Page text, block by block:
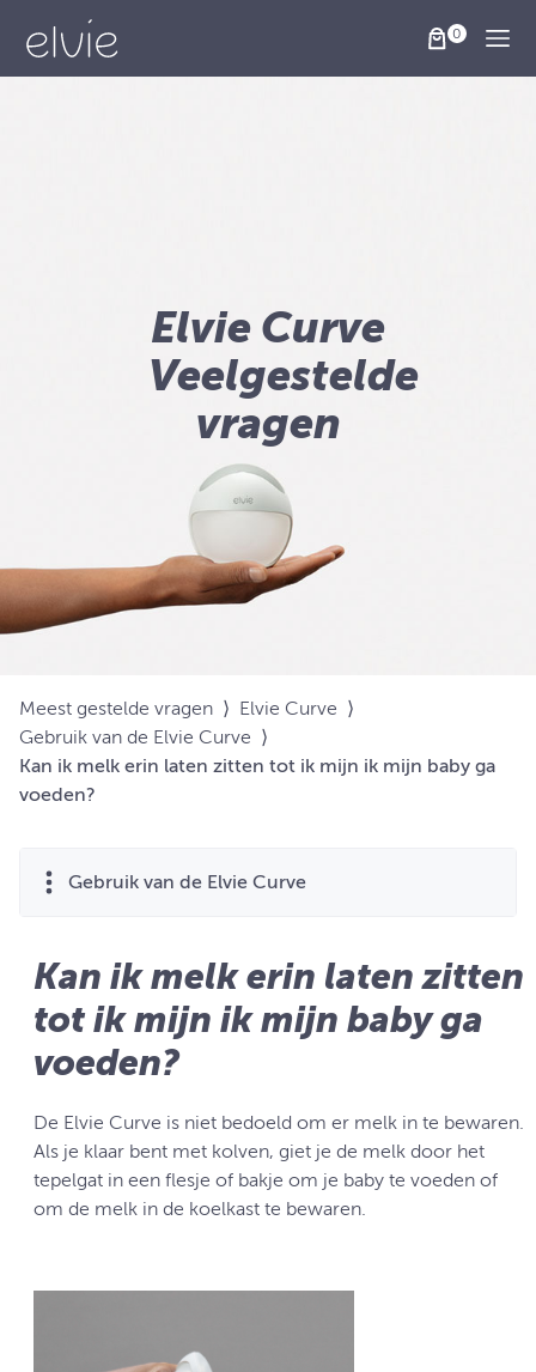
Elvie Curve
Veelgestelde
vragen
Meest gestelde vragen ⟩ Elvie Curve ⟩
Gebruik van de Elvie Curve ⟩
Kan ik melk erin laten zitten tot ik mijn ik mijn baby ga
voeden?
Gebruik van de Elvie Curve
Kan ik melk erin laten zitten
tot ik mijn ik mijn baby ga
voeden?
De Elvie Curve is niet bedoeld om er melk in te bewaren.
Als je klaar bent met kolven, giet je de melk door het
tepelgat in een flesje of bakje om je baby te voeden of
om de melk in de koelkast te bewaren.